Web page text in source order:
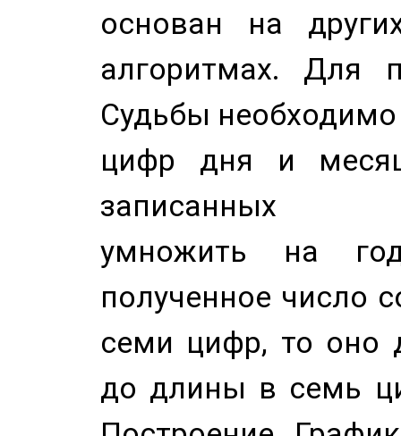
основан на
алгоритмах. Для
Судьбы
цифр дня и
записанных
умножить на
полученное число
семи цифр, то оно
до длины в семь